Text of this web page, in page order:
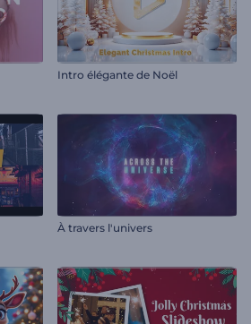
Intro élégante de Noël
À travers l'univers